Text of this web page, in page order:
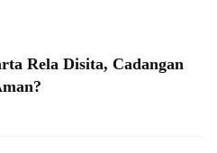
Rela Disita, Cadangan